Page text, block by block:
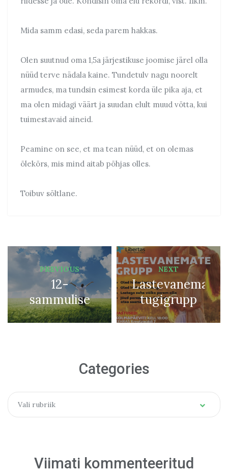
Mida samm edasi, seda parem hakkas.
Olen suutnud oma 1,5a järjestikuse joomise järel olla
nüüd terve nädala kaine. Tundetulv nagu noorelt
armudes, ma tundsin esimest korda üle pika aja, et
ma olen midagi väärt ja suudan elult muud võtta, kui
tuimestavaid aineid.
Peamine on see, et ma tean nüüd, et on olemas
õlekõrs, mis mind aitab põhjas olles.
Toibuv sõltlane.
Navigeerimine
Previous
post:
PREVIOUS
12-
sammulise
programmi
Next
post:
NEXT
Lastevanemate
tugigrupp
Kehras
Categories
Categories
Vali rubriik
Viimati kommenteeritud